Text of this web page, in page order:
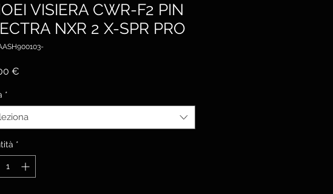
VISIERA CWR-F2 PIN
NXR 2 X-SPR PRO
€
*
*